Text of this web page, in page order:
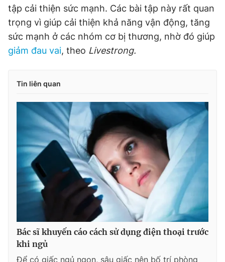
tập cải thiện sức mạnh. Các bài tập này rất quan
trọng vì giúp cải thiện khả năng vận động, tăng
sức mạnh ở các nhóm cơ bị thương, nhờ đó giúp
giảm đau vai, theo Livestrong.
Tin liên quan
Bác sĩ khuyến cáo cách sử dụng điện thoại trước
khi ngủ
Để có giấc ngủ ngon, sâu giấc nên bố trí phòng